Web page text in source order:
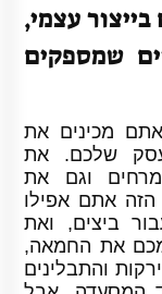
עצמי,
שמספקים
אתם מכינים את
שלכם. את
וגם את
אתם אפילו
ביצים, ואת
את החמאה,
והתבלינים